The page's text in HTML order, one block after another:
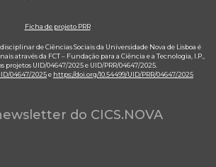
Ficha de projeto PRR
de Ciências Sociais da Universidade Nova de Lisboa é
através da FCT – Fundação para a Ciência e a Tecnologia, I.P.,
projetos UID/04647/2025 e UID/PRR/04647/2025.
04647/2025e https://doi.org/10.54499/UID/PRR/04647/2025
do CICS.NOVA